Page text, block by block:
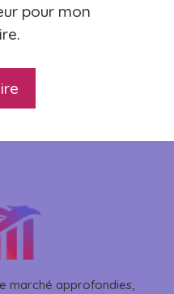
pour mon
marché approfondies,